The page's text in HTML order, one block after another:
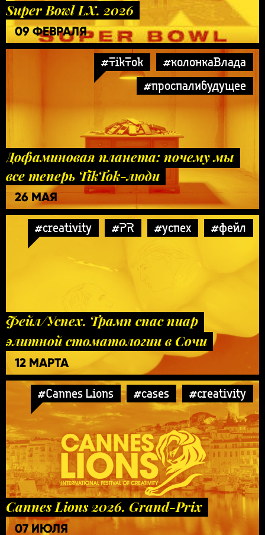
Super Bowl LX. 2026
09 ФЕВРАЛЯ
#TikTok
#колонкаВлада
#проспалибудущее
Дофаминовая планета: почему мы
все теперь TikTok-люди
26 МАЯ
#creativity #PR #успех #фейл
Фейл/Успех. Трамп спас пиар
элитной стоматологии в Сочи
12 МАРТА
#Cannes Lions #cases #creativity
Cannes Lions 2026. Grand-Prix
07 ИЮЛЯ